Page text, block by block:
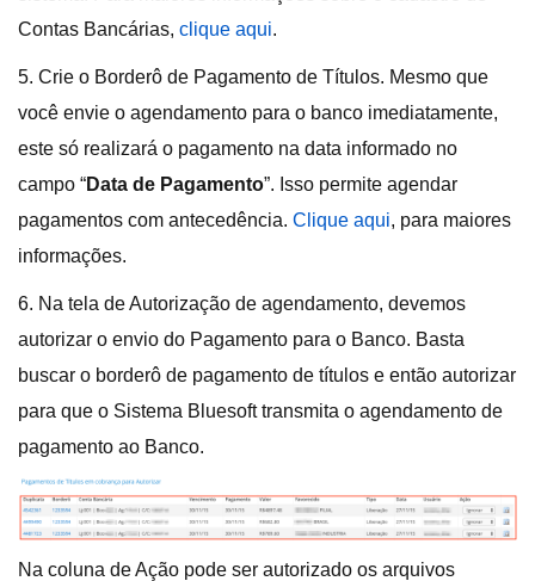
Contas Bancárias, clique aqui.
5. Crie o Borderô de Pagamento de Títulos. Mesmo que
você envie o agendamento para o banco imediatamente,
este só realizará o pagamento na data informado no
campo “Data de Pagamento”. Isso permite agendar
pagamentos com antecedência. Clique aqui, para maiores
informações.
6. Na tela de Autorização de agendamento, devemos
autorizar o envio do Pagamento para o Banco. Basta
buscar o borderô de pagamento de títulos e então autorizar
para que o Sistema Bluesoft transmita o agendamento de
pagamento ao Banco.
Na coluna de Ação pode ser autorizado os arquivos